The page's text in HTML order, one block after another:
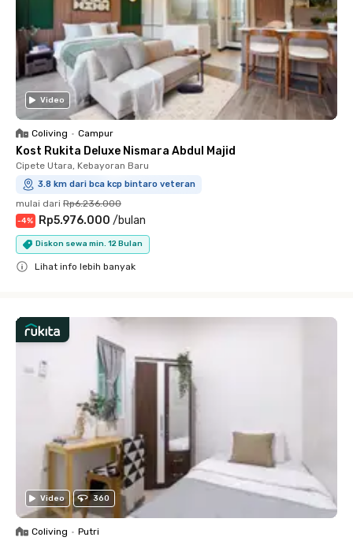
Video
Coliving • Campur
Kost Rukita Deluxe Nismara Abdul Majid
Cipete Utara, Kebayoran Baru
3.8 km dari bca kcp bintaro veteran
mulai dari Rp6.236.000
-4% Rp5.976.000 /bulan
Diskon sewa min. 12 Bulan
Lihat info lebih banyak
Video 360
Coliving • Putri